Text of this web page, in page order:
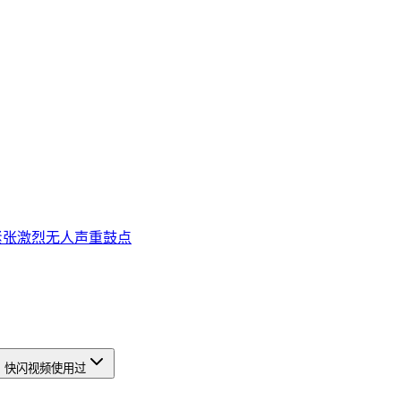
张激烈无人声重鼓点
中关村发展集团股份有限公司 《让创新生长中关村发展集团企业文化大纲》 快闪视频使用过